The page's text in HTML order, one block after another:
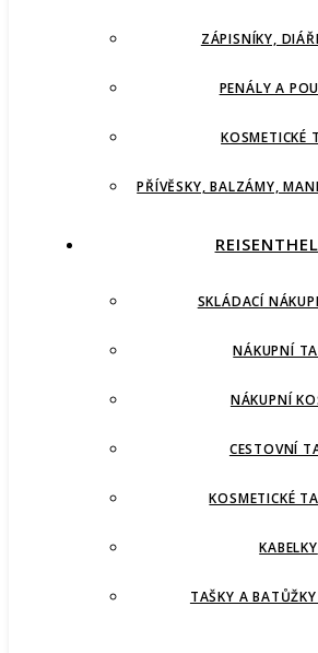
ZÁPISNÍKY,
PENÁLY A
KOSMETICKÉ
PŘÍVĚSKY, BALZÁMY,
REISENTHEL
SKLÁDACÍ
NÁKUPNÍ
NÁKUPNÍ
CESTOVNÍ
KOSMETICKÉ
KABELKY
TAŠKY A